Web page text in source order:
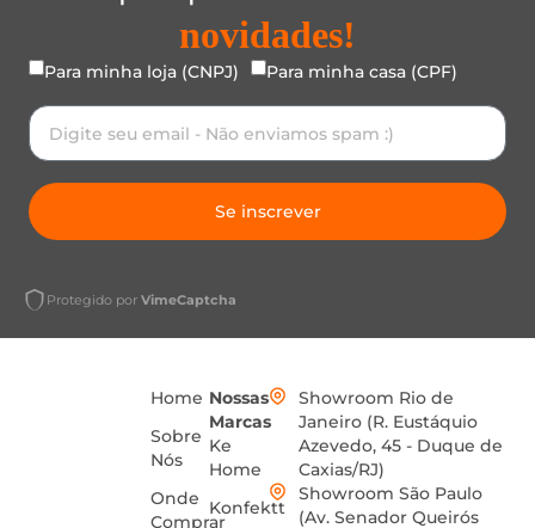
novidades!
Para minha loja (CNPJ) Para minha casa (CPF)
Se inscrever
Protegido por VimeCaptcha
Home
Sobre
Nós
Onde
Comprar
Nossas
Marcas
Ke
Home
Konfektt
Showroom Rio de
Janeiro (R. Eustáquio
Azevedo, 45 - Duque de
Caxias/RJ)
Showroom São Paulo
(Av. Senador Queirós